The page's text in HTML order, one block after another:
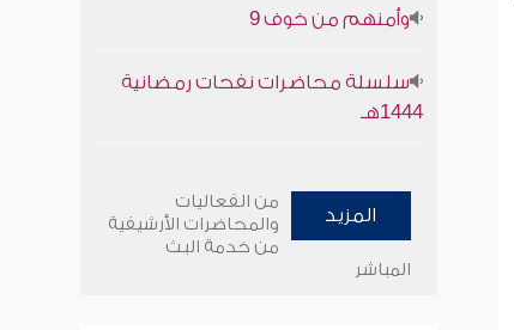
1444هـ
وأمنهم من خوف 9
سلسلة محاضرات نفحات رمضانية
المزيد
من الفعاليات
والمحاضرات الأرشيفية
من خدمة البث
المباشر